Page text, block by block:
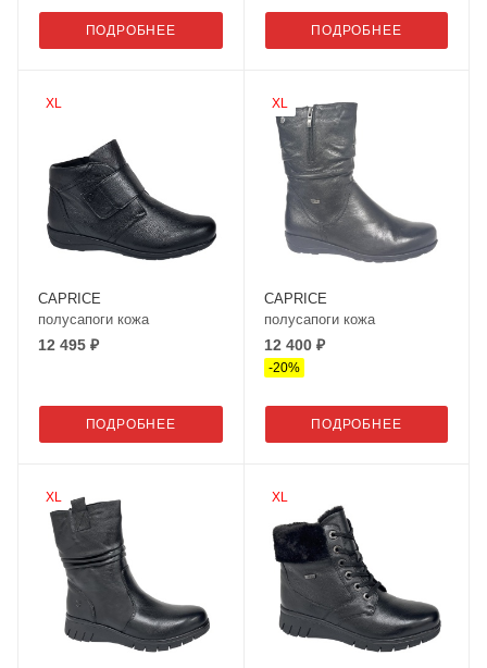
ПОДРОБНЕЕ ПОДРОБНЕЕ
XL
CAPRICE
полусапоги кожа
12 495 ₽
ПОДРОБНЕЕ
XL
CAPRICE
полусапоги кожа
12 400 ₽
-20%
ПОДРОБНЕЕ
XL XL